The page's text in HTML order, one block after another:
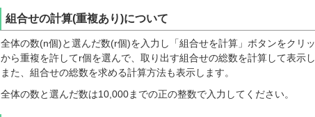
組合せの計算(重複あり)について
全体の数(n個)と選んだ数(r個)を入力し「組合せを計算」ボタンをクリ
から重複を許してr個を選んで、取り出す組合せの総数を計算して表示し
また、組合せの総数を求める計算方法も表示します。
全体の数と選んだ数は10,000までの正の整数で入力してください。